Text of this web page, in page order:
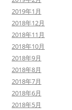
2019年1月
2018年12月
2018年11月
2018年10月
2018年9月
2018年8月
2018年7月
2018年6月
2018年5月